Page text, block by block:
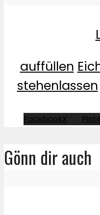
auffüllen
stehenlassen
FacebookX
Gönn dir auch